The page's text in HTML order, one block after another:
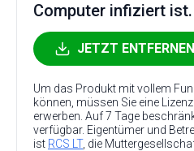
Computer infiziert ist.
JETZT
Um das Produkt mit vollem
können, müssen Sie eine
erwerben. Auf 7 Tage
verfügbar. Eigentümer und
ist RCS LT, die